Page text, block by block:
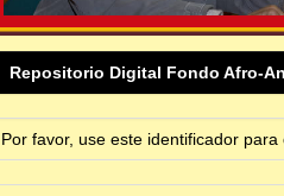
Repositorio Digital Fondo Afro-
Por favor, use este identificador